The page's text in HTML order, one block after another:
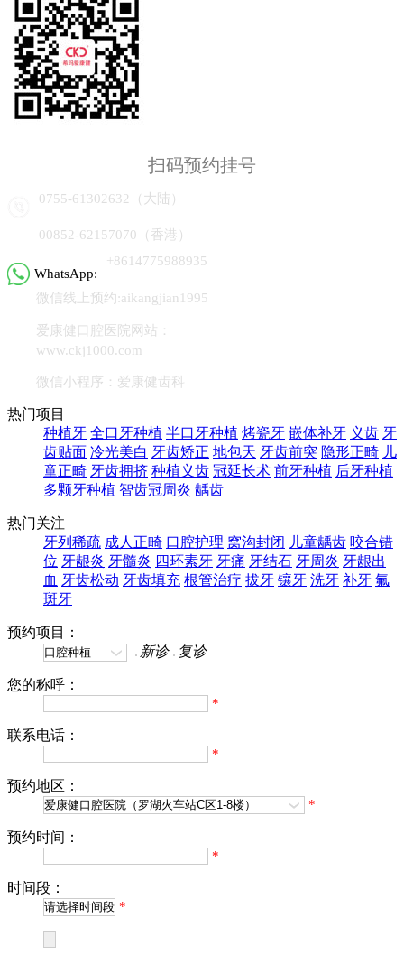
扫码预约挂号
0755-61302632（大陆）
00852-62157070（香港）
WhatsApp:
+8614775988935
微信线上预约:aikangjian1995
爱康健口腔医院网站：
www.ckj1000.com
微信小程序：爱康健齿科
热门项目
种植牙 全口牙种植 半口牙种植 烤瓷牙 嵌体补牙 义齿 牙
齿贴面 冷光美白 牙齿矫正 地包天 牙齿前突 隐形正畸 儿
童正畸 牙齿拥挤 种植义齿 冠延长术 前牙种植 后牙种植
多颗牙种植 智齿冠周炎 龋齿
热门关注
牙列稀疏 成人正畸 口腔护理 窝沟封闭 儿童龋齿 咬合错
位 牙龈炎 牙髓炎 四环素牙 牙痛 牙结石 牙周炎 牙龈出
血 牙齿松动 牙齿填充 根管治疗 拔牙 镶牙 洗牙 补牙 氟
斑牙
预约项目：
新诊
复诊
您的称呼：
*
联系电话：
*
预约地区：
*
预约时间：
*
时间段：
*